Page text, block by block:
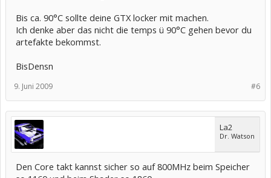
Bis ca. 90°C sollte deine GTX locker mit machen.
Ich denke aber das nicht die temps ü 90°C gehen bevor du
artefakte bekommst.
BisDensn
#6
9. Juni 2009
La2
Dr. Watson
Den Core takt kannst sicher so auf 800MHz beim Speicher